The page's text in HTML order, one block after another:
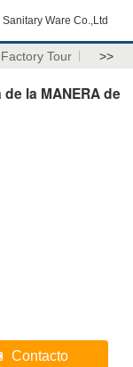
Ware Co.,Ltd
Factory Tour >>
la MANERA de
Contacto